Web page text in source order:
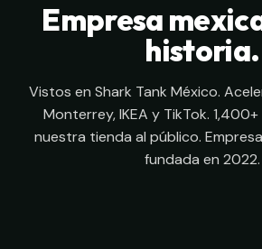
Empresa
historia.
Vistos en Shark Tank México.
Monterrey, IKEA y TikTok.
nuestra tienda al público.
fundada en 2022.